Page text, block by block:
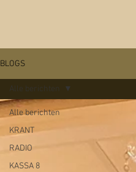
BLOGS
Alle berichten
KRANT
RADIO
KASSA 8
Alle berichten